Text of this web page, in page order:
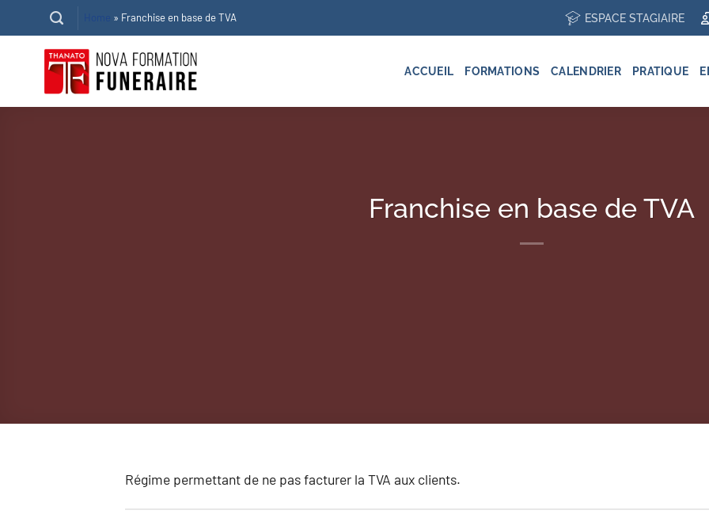
au
contenu
» Franchise en base de TVA ESPACE STAGIAIRE
ACCUEIL FORMATIONS CALENDRIER PRATIQUE
Franchise en base de TVA
Régime permettant de ne pas facturer la TVA aux clients.